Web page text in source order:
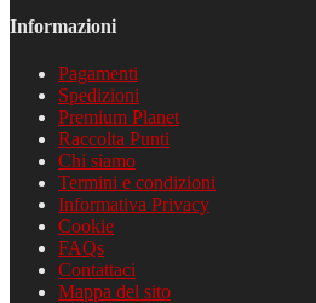
Informazioni
Pagamenti
Spedizioni
Premium Planet
Raccolta Punti
Chi siamo
Termini e condizioni
Informativa Privacy
Cookie
FAQs
Contattaci
Mappa del sito